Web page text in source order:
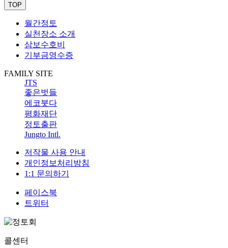
TOP
월간정토
실천장소 소개
삼보수호비
기부금영수증
FAMILY SITE
JTS
좋은벗들
에코붓다
평화재단
정토출판
Jungto Intl.
저작물 사용 안내
개인정보처리방침
1:1 문의하기
페이스북
트위터
콜센터